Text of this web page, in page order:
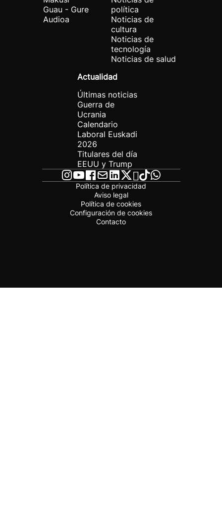
Guau - Gure
Audioa
política
Noticias de
cultura
Noticias de
tecnología
Noticias de salud
Actualidad
Últimas noticias
Guerra de
Ucrania
Calendario
Laboral Euskadi
2026
Titulares del día
EEUU y Trump
Política de privacidad
Aviso legal
Política de cookies
Configuración de cookies
Contacto